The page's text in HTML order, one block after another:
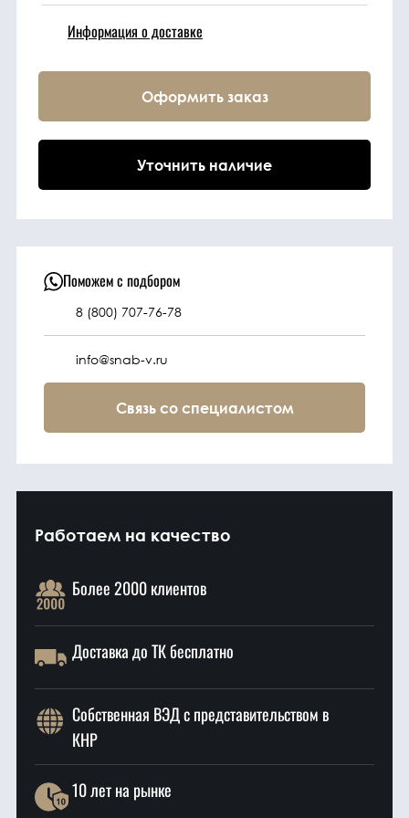
Фильтрующие
элементы
Ходовые части
система
Информация о доставке
Оформить заказ
Уточнить наличие
Поможем с подбором
8 (800) 707-76-78
info@snab-v.ru
Связь со специалистом
Работаем на качество
Более 2000 клиентов
Доставка до ТК бесплатно
Собственная ВЭД с представительством в
КНР
10 лет на рынке